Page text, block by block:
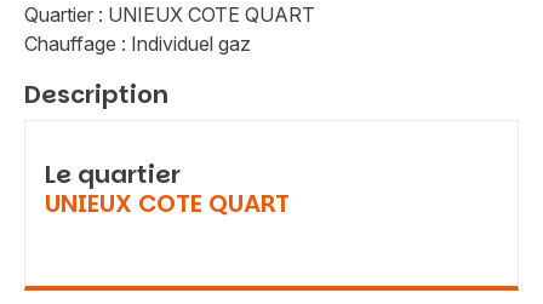
Quartier : UNIEUX COTE QUART
Chauffage : Individuel gaz
Description
Le quartier
UNIEUX COTE QUART